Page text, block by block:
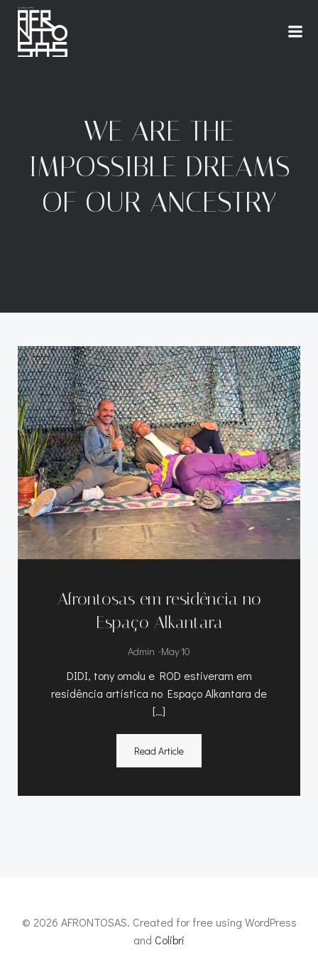
WE ARE THE
IMPOSSIBLE DREAMS
OF OUR ANCESTRY
Afrontosas em residência no
Espaço Alkantara
Admin -May 10
DIDI, tony omolu e ROD estiveram em
residência artística no Espaço Alkantara de
[…]
Read Article
© 2026 AFRONTOSAS. Created for free using WordPress
and Colibri